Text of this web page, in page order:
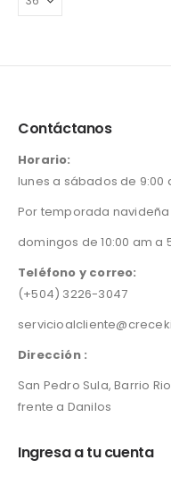
Contáctanos
Horario:
lunes a sábados de 9:00
Por temporada navideña
domingos de 10:00 am a
Teléfono y correo:
(+504) 3226-3047
Dirección :
San Pedro Sula, Barrio
frente a Danilos
Ingresa a tu cuenta